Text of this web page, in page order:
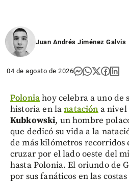
Juan Andrés Jiménez Galvis
04 de agosto de 2026
Poloniahoy celebra a uno de
historia en lanatacióna
Kubkowski, un hombre
que dedicó su vida a la
de más kilómetros recorridos
cruzar por el lado oeste del
hasta Polonia. El oriundo de
por sus fanáticos en las